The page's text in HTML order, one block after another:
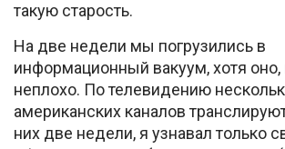
такую старость.
На две недели мы погрузились в
информационный вакуум, хотя
неплохо. По телевидению
американских каналов
них две недели, я узнавал только